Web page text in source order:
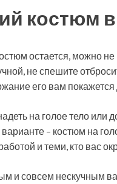
костюм
остается, можно
не спешите
его вам
на голое тело или
– костюм на
и теми, кто вас
и совсем нескучным